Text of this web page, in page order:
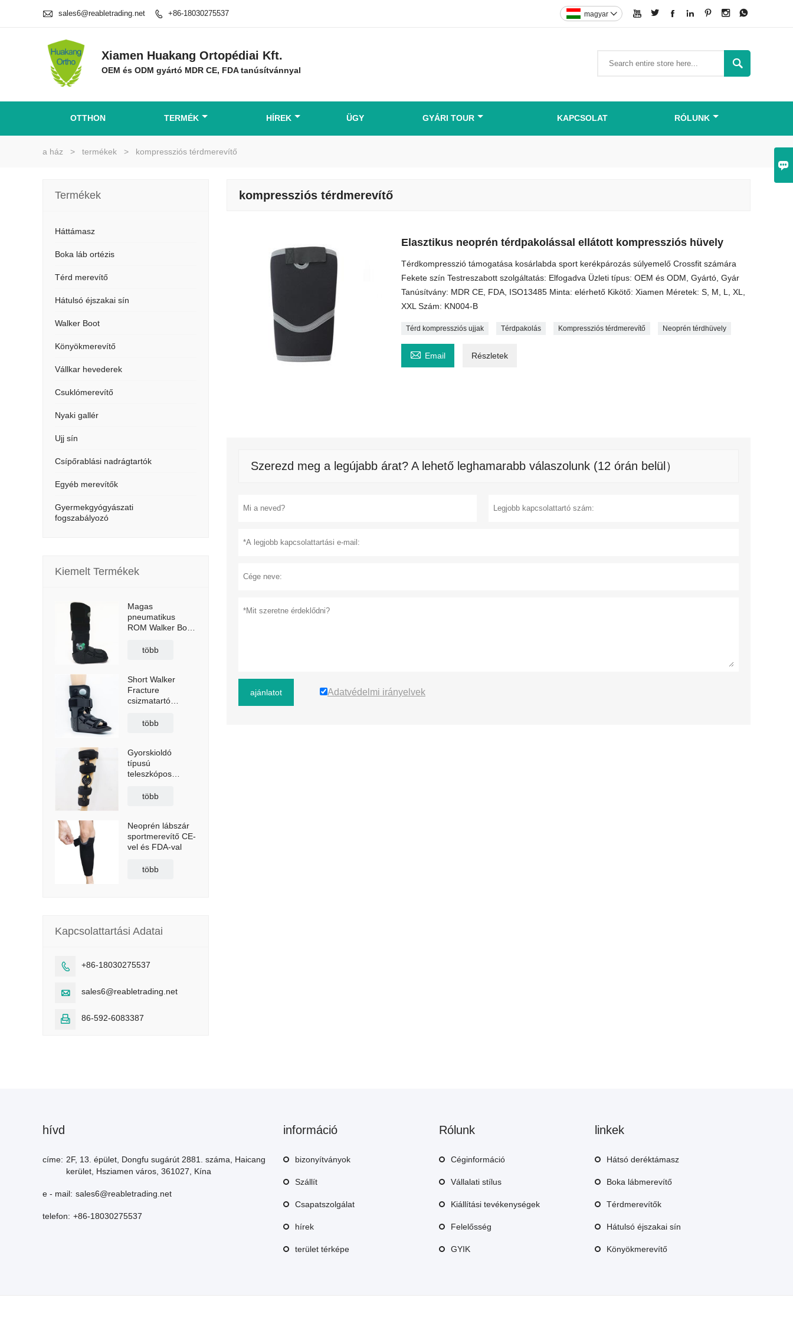

 sales6@reabletrading.net  +86-18030275537       
magyar 
Xiamen Huakang Ortopédiai Kft.
OEM és ODM gyártó MDR CE, FDA tanúsítvánnyal

OTTHON TERMÉK HÍREK ÜGY GYÁRI TOUR KAPCSOLAT RÓLUNK
a ház > termékek > kompressziós térdmerevítő
kompressziós térdmerevítő
Elasztikus neoprén térdpakolással ellátott kompressziós hüvely
Térdkompresszió támogatása kosárlabda sport kerékpározás súlyemelő Crossfit számára
Fekete szín Testreszabott szolgáltatás: Elfogadva Üzleti típus: OEM és ODM, Gyártó, Gyár
Tanúsítvány: MDR CE, FDA, ISO13485 Minta: elérhető Kikötő: Xiamen Méretek: S, M, L, XL,
XXL Szám: KN004-B
Térd kompressziós ujjak Térdpakolás Kompressziós térdmerevítő Neoprén térdhüvely
 Email Részletek
Szerezd meg a legújabb árat? A lehető leghamarabb válaszolunk (12 órán belül）
ajánlatot Adatvédelmi irányelvek
Termékek
Háttámasz
Boka láb ortézis
Térd merevítő
Hátulsó éjszakai sín
Walker Boot
Könyökmerevítő
Vállkar hevederek
Csuklómerevítő
Nyaki gallér
Ujj sín
Csípőrablási nadrágtartók
Egyéb merevítők
Gyermekgyógyászati ​​
fogszabályozó
Kiemelt Termékek
Magas
pneumatikus
ROM Walker Boot
csúszásgátló
több
Short Walker
Fracture
csizmatartó
több
Gyorskioldó
típusú
teleszkópos
vállpánttal
több
Neoprén lábszár
sportmerevítő CE-
vel és FDA-val
több
Kapcsolattartási Adatai
 +86-18030275537
 sales6@reabletrading.net
 86-592-6083387
hívd
címe: 2F, 13. épület, Dongfu sugárút 2881. száma, Haicang
kerület, Hsziamen város, 361027, Kína
e - mail: sales6@reabletrading.net
telefon: +86-18030275537
információ
bizonyítványok
Szállít
Csapatszolgálat
hírek
terület térképe
Rólunk
Céginformáció
Vállalati stílus
Kiállítási tevékenységek
Felelősség
GYIK
linkek
Hátsó deréktámasz
Boka lábmerevítő
Térdmerevítők
Hátulsó éjszakai sín
Könyökmerevítő